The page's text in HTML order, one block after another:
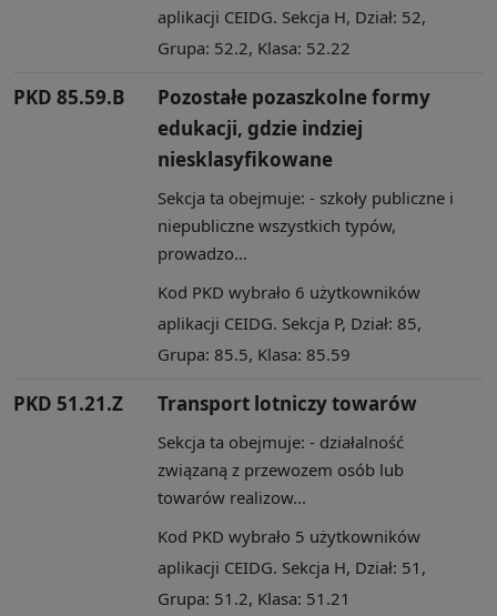
aplikacji CEIDG. Sekcja H, Dział: 52,
Grupa: 52.2, Klasa: 52.22
PKD 85.59.B
Pozostałe pozaszkolne formy
edukacji, gdzie indziej
niesklasyfikowane
Sekcja ta obejmuje: - szkoły publiczne i
niepubliczne wszystkich typów,
prowadzo...
Kod PKD wybrało 6 użytkowników
aplikacji CEIDG. Sekcja P, Dział: 85,
Grupa: 85.5, Klasa: 85.59
PKD 51.21.Z Transport lotniczy towarów
Sekcja ta obejmuje: - działalność
związaną z przewozem osób lub
towarów realizow...
Kod PKD wybrało 5 użytkowników
aplikacji CEIDG. Sekcja H, Dział: 51,
Grupa: 51.2, Klasa: 51.21